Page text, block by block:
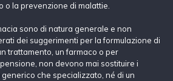
o la prevenzione di malattie.
sono di natura generale e non
dei suggerimenti per la formulazione di
trattamento, un farmaco o per
non devono mai sostituire i
che specializzato, né di un